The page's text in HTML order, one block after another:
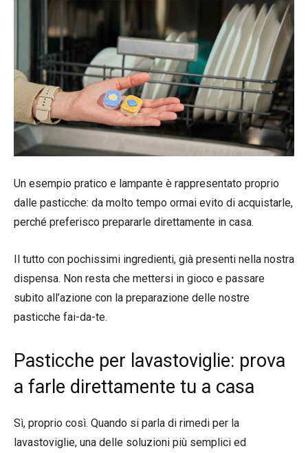
Un esempio pratico e lampante è rappresentato proprio
dalle pasticche: da molto tempo ormai evito di acquistarle,
perché preferisco prepararle direttamente in casa.
Il tutto con pochissimi ingredienti, già presenti nella nostra
dispensa. Non resta che mettersi in gioco e passare
subito all’azione con la preparazione delle nostre
pasticche fai-da-te.
Pasticche per lavastoviglie: prova
a farle direttamente tu a casa
Sì, proprio così. Quando si parla di rimedi per la
lavastoviglie, una delle soluzioni più semplici ed